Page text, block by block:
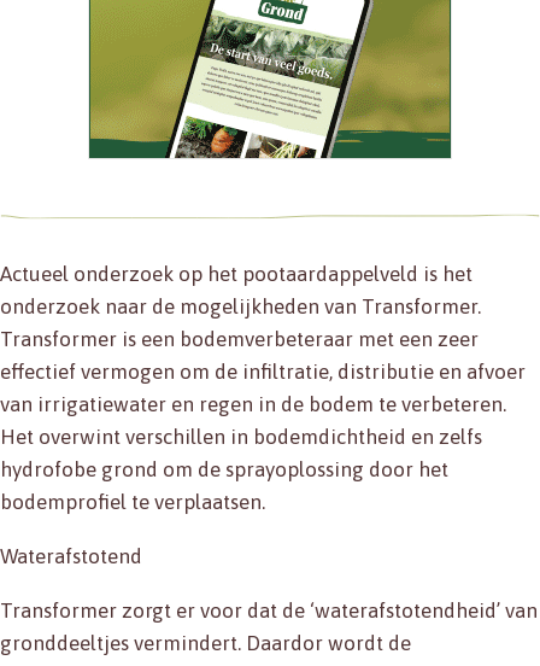
Actueel onderzoek op het pootaardappelveld is het
onderzoek naar de mogelijkheden van Transformer.
Transformer is een bodemverbeteraar met een zeer
effectief vermogen om de infiltratie, distributie en afvoer
van irrigatiewater en regen in de bodem te verbeteren.
Het overwint verschillen in bodemdichtheid en zelfs
hydrofobe grond om de sprayoplossing door het
bodemprofiel te verplaatsen.
Waterafstotend
Transformer zorgt er voor dat de ‘waterafstotendheid’ van
gronddeeltjes vermindert. Daardor wordt de